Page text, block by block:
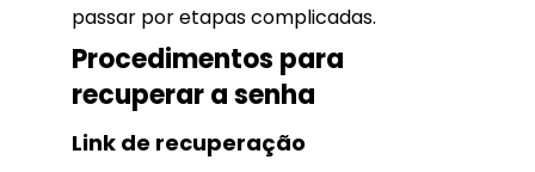
passar por etapas complicadas.
Procedimentos para
recuperar a senha
Link de recuperação